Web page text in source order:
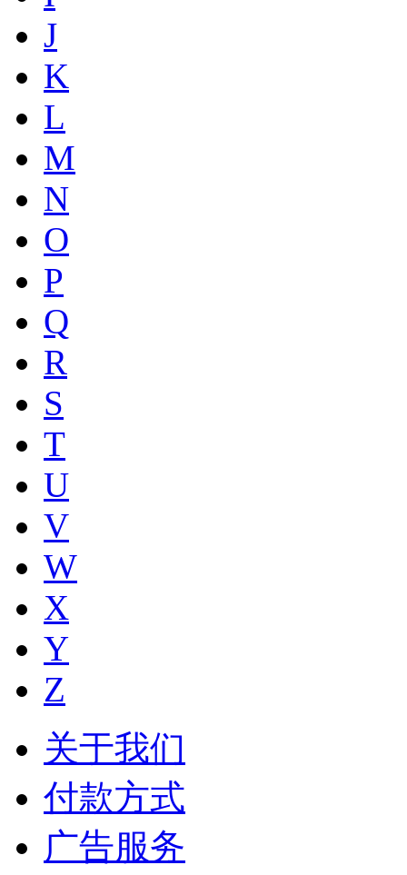
J
K
L
M
N
O
P
Q
R
S
T
U
V
W
X
Y
Z
关于我们
付款方式
广告服务